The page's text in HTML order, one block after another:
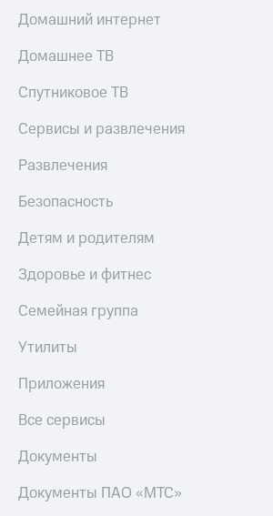
Домашний интернет
Домашнее ТВ
Спутниковое ТВ
Сервисы и развлечения
Развлечения
Безопасность
Детям и родителям
Здоровье и фитнес
Семейная группа
Утилиты
Приложения
Все сервисы
Документы
Документы ПАО «МТС»